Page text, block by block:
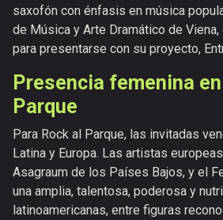
saxofón con énfasis en música
de Música y Arte Dramático de
para presentarse con su proyecto,
Presencia femenina
Parque
Para Rock al Parque, las invitadas
Latina y Europa. Las artistas
Asagraum de los Países Bajos, y el
una amplia, talentosa, poderosa y
latinoamericanas, entre figuras